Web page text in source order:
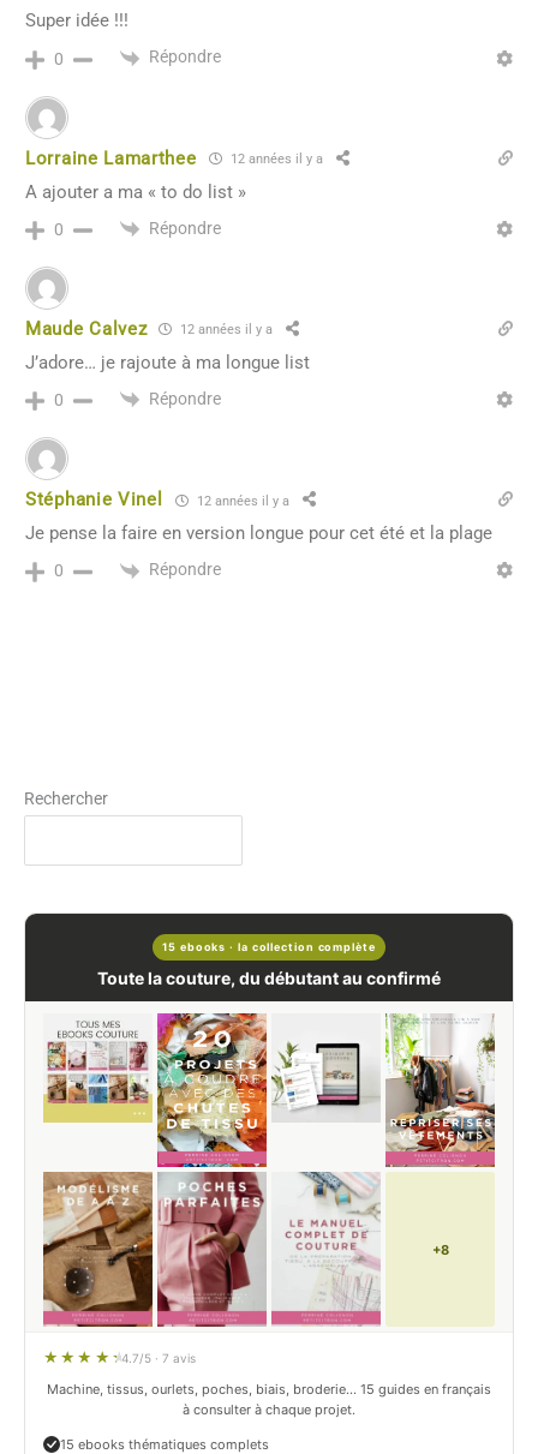
Super idée !!!
0 Répondre
Lorraine Lamarthee 12 années il y a
A ajouter a ma « to do list »
0 Répondre
Maude Calvez 12 années il y a
J’adore… je rajoute à ma longue list
0 Répondre
Stéphanie Vinel 12 années il y a
Je pense la faire en version longue pour cet été et la plage
0 Répondre
Rechercher
15 ebooks · la collection complète
Toute la couture, du débutant au confirmé
+8
4.7/5 · 7 avis
Machine, tissus, ourlets, poches, biais, broderie… 15 guides en français
à consulter à chaque projet.
15 ebooks thématiques complets